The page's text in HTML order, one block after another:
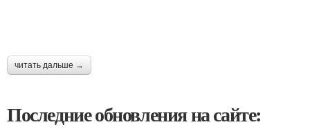
читать дальше →
Последние обновления на сайте: